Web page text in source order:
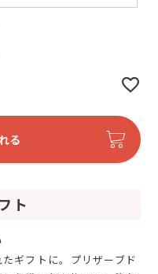
る
ト
ギフトに。プリザーブド